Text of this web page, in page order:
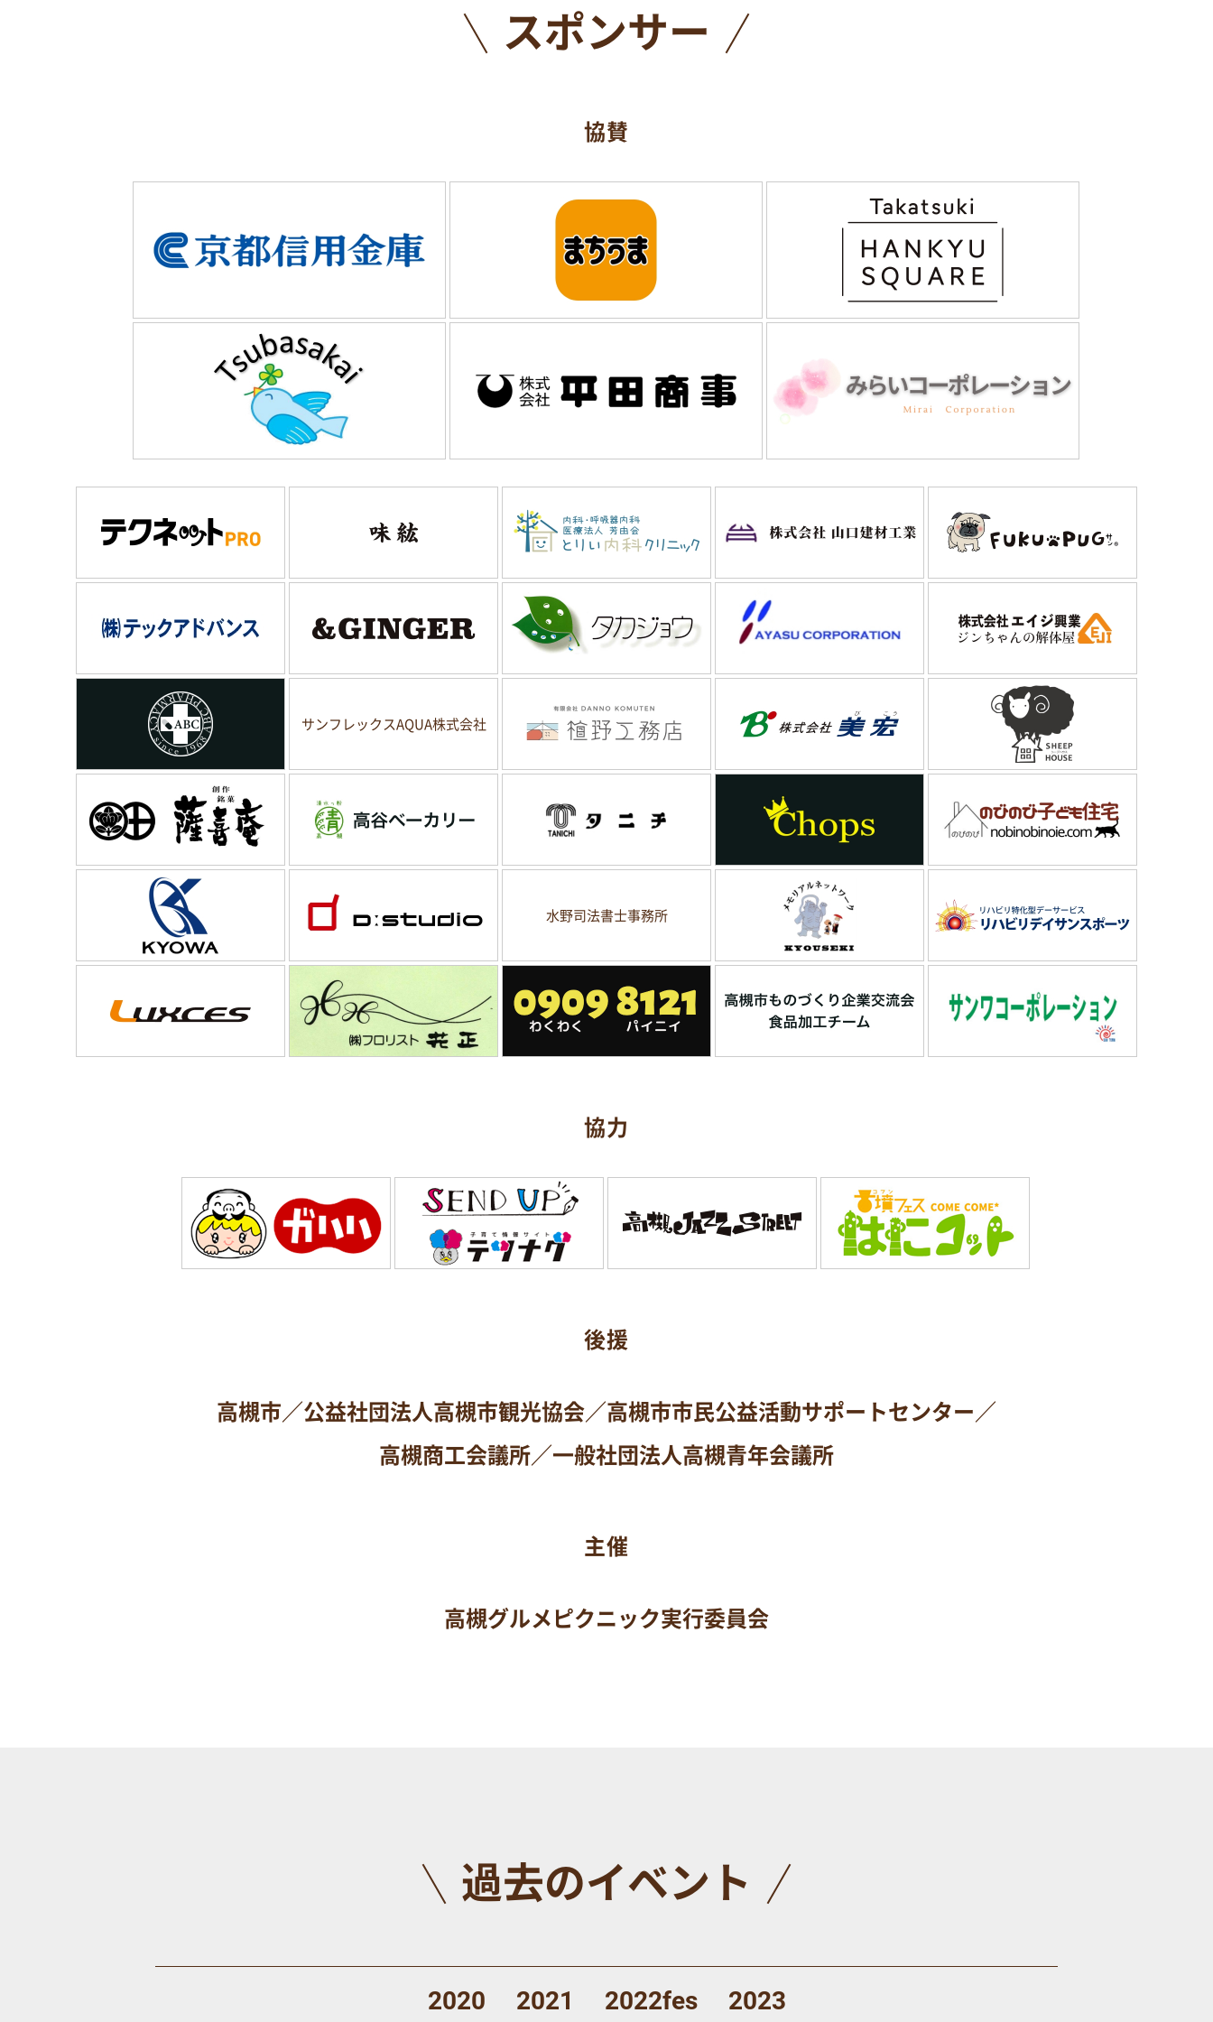
スポンサー
協賛
サンフレックスAQUA株式会社
水野司法書士事務所
協力
後援
高槻市／公益社団法人高槻市観光協会／高槻市市民公益活動サポートセンター／
高槻商工会議所／一般社団法人高槻青年会議所
主催
高槻グルメピクニック実行委員会
過去のイベント
2020 2021 2022fes 2023